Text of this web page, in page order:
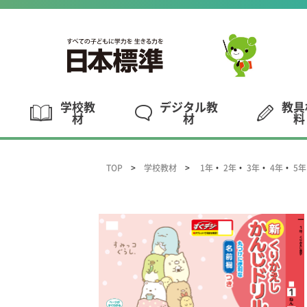
学校教
材
デジタル教
材
教具
料
TOP 学校教材 1年 ・ 2年 ・ 3年 ・ 4年 ・ 5年